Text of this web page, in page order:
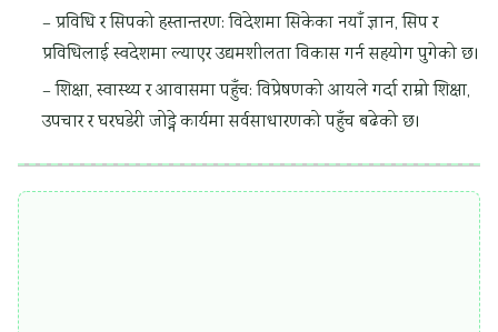
– प्रविधि र सिपको हस्तान्तरण: विदेशमा सिकेका नयाँ ज्ञान, सिप र
प्रविधिलाई स्वदेशमा ल्याएर उद्यमशीलता विकास गर्न सहयोग पुगेको छ।
– शिक्षा, स्वास्थ्य र आवासमा पहुँच: विप्रेषणको आयले गर्दा राम्रो शिक्षा,
उपचार र घरघडेरी जोड्ने कार्यमा सर्वसाधारणको पहुँच बढेको छ।